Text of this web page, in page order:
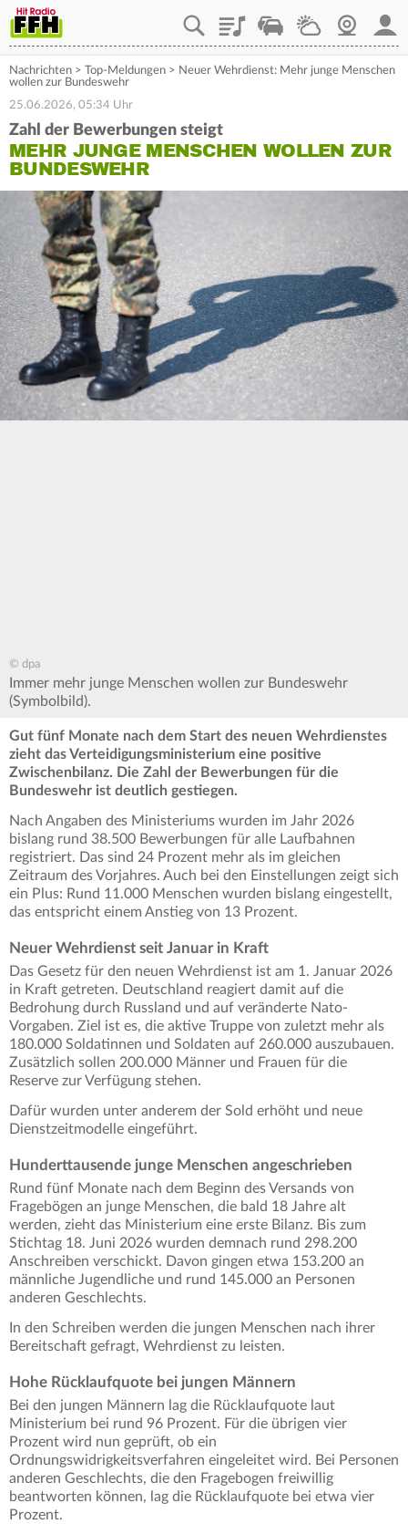
PlaylistStaupilotWetterWebcam
Nachrichten > Top-Meldungen > Neuer Wehrdienst: Mehr junge Menschen
wollen zur Bundeswehr
25.06.2026, 05:34 Uhr
Zahl der Bewerbungen steigt
MEHR JUNGE MENSCHEN WOLLEN ZUR
BUNDESWEHR
© dpa
Immer mehr junge Menschen wollen zur Bundeswehr
(Symbolbild).
Gut fünf Monate nach dem Start des neuen Wehrdienstes
zieht das Verteidigungsministerium eine positive
Zwischenbilanz. Die Zahl der Bewerbungen für die
Bundeswehr ist deutlich gestiegen.
Nach Angaben des Ministeriums wurden im Jahr 2026
bislang rund 38.500 Bewerbungen für alle Laufbahnen
registriert. Das sind 24 Prozent mehr als im gleichen
Zeitraum des Vorjahres. Auch bei den Einstellungen zeigt sich
ein Plus: Rund 11.000 Menschen wurden bislang eingestellt,
das entspricht einem Anstieg von 13 Prozent.
Neuer Wehrdienst seit Januar in Kraft
Das Gesetz für den neuen Wehrdienst ist am 1. Januar 2026
in Kraft getreten. Deutschland reagiert damit auf die
Bedrohung durch Russland und auf veränderte Nato-
Vorgaben. Ziel ist es, die aktive Truppe von zuletzt mehr als
180.000 Soldatinnen und Soldaten auf 260.000 auszubauen.
Zusätzlich sollen 200.000 Männer und Frauen für die
Reserve zur Verfügung stehen.
Dafür wurden unter anderem der Sold erhöht und neue
Dienstzeitmodelle eingeführt.
Hunderttausende junge Menschen angeschrieben
Rund fünf Monate nach dem Beginn des Versands von
Fragebögen an junge Menschen, die bald 18 Jahre alt
werden, zieht das Ministerium eine erste Bilanz. Bis zum
Stichtag 18. Juni 2026 wurden demnach rund 298.200
Anschreiben verschickt. Davon gingen etwa 153.200 an
männliche Jugendliche und rund 145.000 an Personen
anderen Geschlechts.
In den Schreiben werden die jungen Menschen nach ihrer
Bereitschaft gefragt, Wehrdienst zu leisten.
Hohe Rücklaufquote bei jungen Männern
Bei den jungen Männern lag die Rücklaufquote laut
Ministerium bei rund 96 Prozent. Für die übrigen vier
Prozent wird nun geprüft, ob ein
Ordnungswidrigkeitsverfahren eingeleitet wird. Bei Personen
anderen Geschlechts, die den Fragebogen freiwillig
beantworten können, lag die Rücklaufquote bei etwa vier
Prozent.